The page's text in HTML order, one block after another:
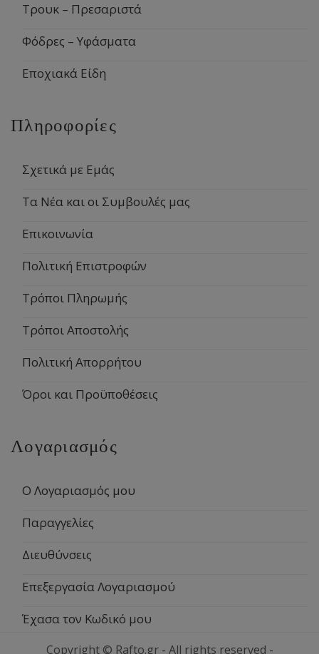
Τρουκ – Πρεσαριστά
Φόδρες – Υφάσματα
Εποχιακά Είδη
Πληροφορίες
Σχετικά με Εμάς
Τα Νέα και οι Συμβουλές μας
Επικοινωνία
Πολιτική Επιστροφών
Τρόποι Πληρωμής
Τρόποι Αποστολής
Πολιτική Απορρήτου
Όροι και Προϋποθέσεις
Λογαριασμός
Ο Λογαριασμός μου
Παραγγελίες
Διευθύνσεις
Επεξεργασία Λογαριασμού
Έχασα τον Κωδικό μου
Copyright © Rafto.gr - All rights reserved -